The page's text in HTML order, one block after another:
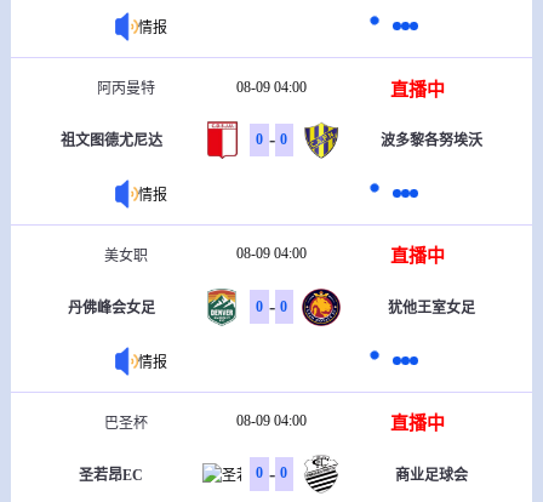
情报
阿丙曼特 08-09 04:00 直播中
祖文图德尤尼达 0 - 0 波多黎各努埃沃
情报
美女职 08-09 04:00 直播中
丹佛峰会女足 0 - 0 犹他王室女足
情报
巴圣杯 08-09 04:00 直播中
圣若昂EC 0 - 0 商业足球会